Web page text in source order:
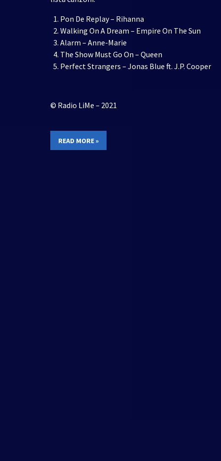
Pon De Replay – Rihanna
Walking On A Dream – Empire On The Sun
Alarm – Anne-Marie
The Show Must Go On – Queen
Perfect Strangers – Jonas Blue ft. J.P. Cooper
© Radio LiMe – 2021
READ MORE »